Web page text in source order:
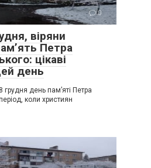
0
віряни
Петра
цікаві
день
день пам’яті Петра
коли християн